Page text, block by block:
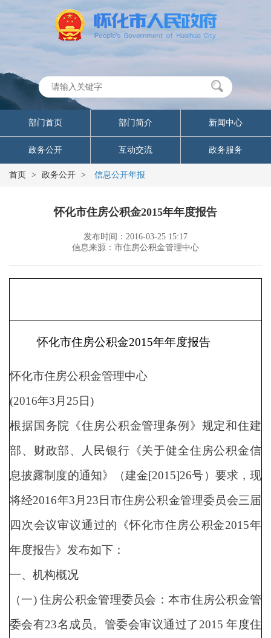
部门首页 部门简介 新闻中心
政务公开 互动交流 政务服务
首页 > 政务公开 > 信息公开年报
怀化市住房公积金2015年年度报告
发布时间：2016-03-25 15:17
信息来源：市住房公积金管理中心
怀化市住房公积金2015年年度报告
怀化市住房公积金管理中心
(2016年3月25日)
根据国务院《住房公积金管理条例》规定和住建
部、财政部、人民银行《关于健全住房公积金信
息披露制度的通知》（建金[2015]26号）要求，现
将经2016年3月23日市住房公积金管理委员会三届
四次会议审议通过的《怀化市住房公积金2015年
年度报告》发布如下：
一、机构概况
（一) 住房公积金管理委员会：本市住房公积金管
委会有23名成员。管委会审议通过了2015 年度住